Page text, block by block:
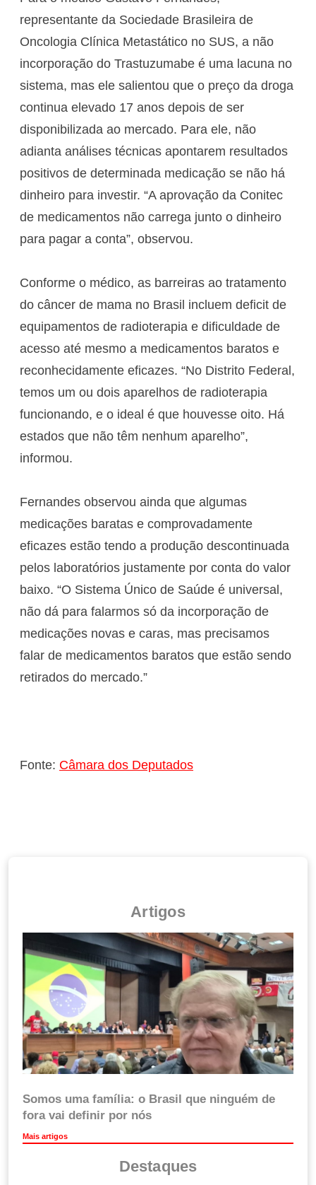
representante da Sociedade Brasileira de
Oncologia Clínica Metastático no SUS, a não
incorporação do Trastuzumabe é uma lacuna no
sistema, mas ele salientou que o preço da droga
continua elevado 17 anos depois de ser
disponibilizada ao mercado. Para ele, não
adianta análises técnicas apontarem resultados
positivos de determinada medicação se não há
dinheiro para investir. “A aprovação da Conitec
de medicamentos não carrega junto o dinheiro
para pagar a conta”, observou.
Conforme o médico, as barreiras ao tratamento
do câncer de mama no Brasil incluem deficit de
equipamentos de radioterapia e dificuldade de
acesso até mesmo a medicamentos baratos e
reconhecidamente eficazes. “No Distrito Federal,
temos um ou dois aparelhos de radioterapia
funcionando, e o ideal é que houvesse oito. Há
estados que não têm nenhum aparelho”,
informou.
Fernandes observou ainda que algumas
medicações baratas e comprovadamente
eficazes estão tendo a produção descontinuada
pelos laboratórios justamente por conta do valor
baixo. “O Sistema Único de Saúde é universal,
não dá para falarmos só da incorporação de
medicações novas e caras, mas precisamos
falar de medicamentos baratos que estão sendo
retirados do mercado.”
Fonte: Câmara dos Deputados
Artigos
Somos uma família: o Brasil que ninguém de
fora vai definir por nós
Mais artigos
Destaques